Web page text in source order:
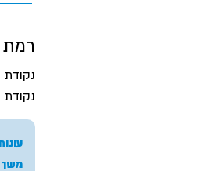
רמת
נקודת
משך